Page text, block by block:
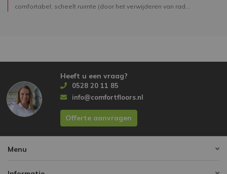
comfortabel, scheelt ruimte (door het verwijderen van rad...
Heeft u een vraag?
0528 20 11 85
info@comfortfloors.nl
Offerte aanvragen
Menu